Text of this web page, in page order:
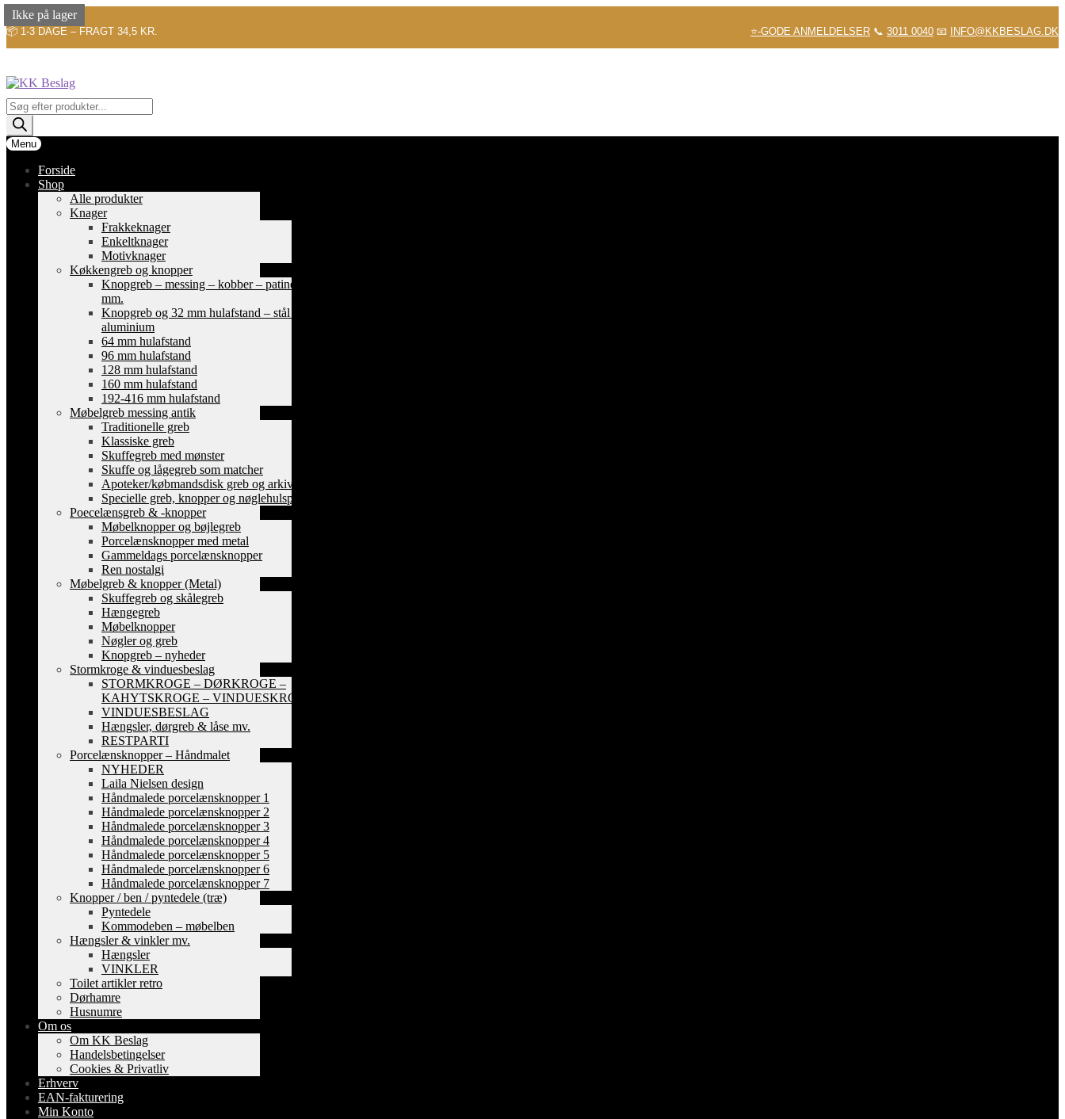
📦 1-3 DAGE – FRAGT 34,5 KR. ⭐-GODE ANMELDELSER 📞 3011 0040 📧 INFO@KKBESLAG.DK
Spring
til
navigation
Spring
til
indhold
Products
search
Menu
Forside
Shop
Alle produkter
Knager
Frakkeknager
Enkeltknager
Motivknager
Køkkengreb og knopper
Knopgreb – messing – kobber – patinerede
mm.
Knopgreb og 32 mm hulafstand – stål og
aluminium
64 mm hulafstand
96 mm hulafstand
128 mm hulafstand
160 mm hulafstand
192-416 mm hulafstand
Møbelgreb messing antik
Traditionelle greb
Klassiske greb
Skuffegreb med mønster
Skuffe og lågegreb som matcher
Apoteker/købmandsdisk greb og arkiv skilte
Specielle greb, knopper og nøglehulsplader
Poecelænsgreb & -knopper
Møbelknopper og bøjlegreb
Porcelænsknopper med metal
Gammeldags porcelænsknopper
Ren nostalgi
Møbelgreb & knopper (Metal)
Skuffegreb og skålegreb
Hængegreb
Møbelknopper
Nøgler og greb
Knopgreb – nyheder
Stormkroge & vinduesbeslag
STORMKROGE – DØRKROGE –
KAHYTSKROGE – VINDUESKROGE
VINDUESBESLAG
Hængsler, dørgreb & låse mv.
RESTPARTI
Porcelænsknopper – Håndmalet
NYHEDER
Laila Nielsen design
Håndmalede porcelænsknopper 1
Håndmalede porcelænsknopper 2
Håndmalede porcelænsknopper 3
Håndmalede porcelænsknopper 4
Håndmalede porcelænsknopper 5
Håndmalede porcelænsknopper 6
Håndmalede porcelænsknopper 7
Knopper / ben / pyntedele (træ)
Pyntedele
Kommodeben – møbelben
Hængsler & vinkler mv.
Hængsler
VINKLER
Toilet artikler retro
Dørhamre
Husnumre
Om os
Om KK Beslag
Handelsbetingelser
Cookies & Privatliv
Erhverv
EAN-fakturering
Min Konto
Ikke på lager
Ikke på lager
Ikke på lager